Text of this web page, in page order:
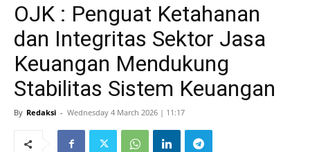
OJK : Penguat Ketahanan
dan Integritas Sektor Jasa
Keuangan Mendukung
Stabilitas Sistem Keuangan
By Redaksi - Wednesday 4 March 2026 | 11:17